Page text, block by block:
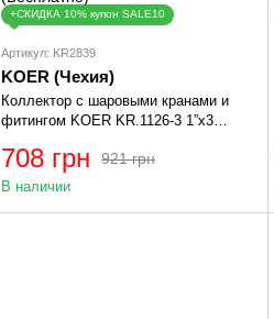
+СКИДКА 10% купон SALE10
Артикул: KR2839
KOER (Чехия)
Коллектор с шаровыми кранами и
фитингом KOER KR.1126-3 1”x3
921 грн
708 грн
В наличии